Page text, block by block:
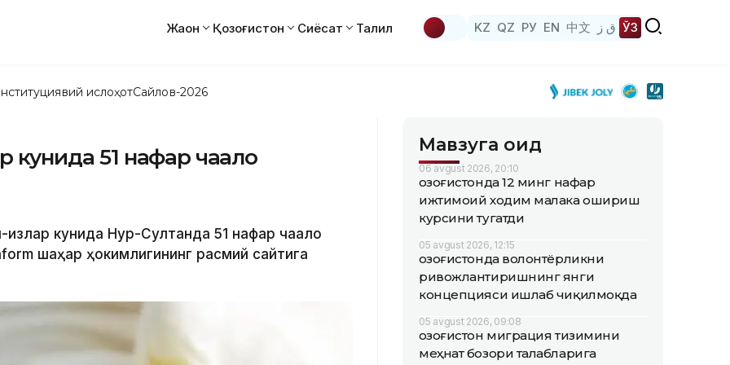
Жаҳон Қозоғистон Сиёсат Таҳлил KZ QZ РУ EN 中文 ق ز ЎЗ
ислоҳотСайлов-2026
51 нафар чақалоқ
кунида Нур-Султанда 51 нафар чақалоқ
шаҳар ҳокимлигининг расмий сайтига
Мавзуга оид
06 avgust 2026, 20:10
Қозоғистонда 12 минг нафар
ижтимоий ходим малака ошириш
курсини тугатди
05 avgust 2026, 12:15
Қозоғистонда волонтёрликни
ривожлантиришнинг янги
концепцияси ишлаб чиқилмоқда
05 avgust 2026, 09:08
Қозоғистон миграция тизимини
меҳнат бозори талабларига